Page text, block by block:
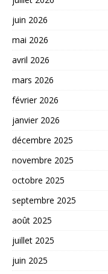
juin 2026
mai 2026
avril 2026
mars 2026
février 2026
janvier 2026
décembre 2025
novembre 2025
octobre 2025
septembre 2025
août 2025
juillet 2025
juin 2025